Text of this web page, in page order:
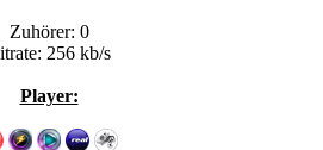
Zuhörer: 0
256 kb/s
Player: